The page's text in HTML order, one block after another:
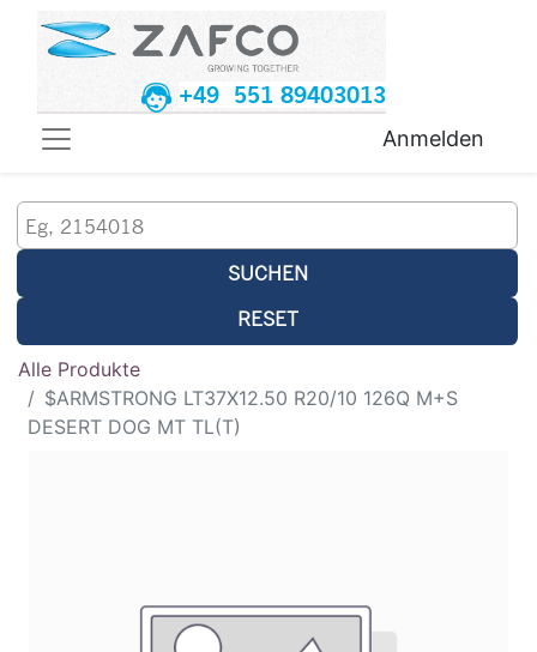
+49 551 89403013
Anmelden
SUCHEN
RESET
Alle Produkte
$ARMSTRONG LT37X12.50 R20/10 126Q M+S
DESERT DOG MT TL(T)